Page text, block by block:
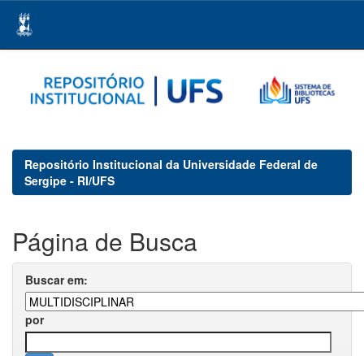
navigation
Repositório Institucional da Universidade Federal de
Sergipe - RI/UFS
Página de Busca
Buscar em:
por